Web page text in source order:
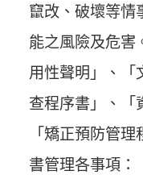
竄改、破壞等情
能之風險及危害
用性聲明」、「
查程序書」、「
「矯正預防管
書管理各事項：